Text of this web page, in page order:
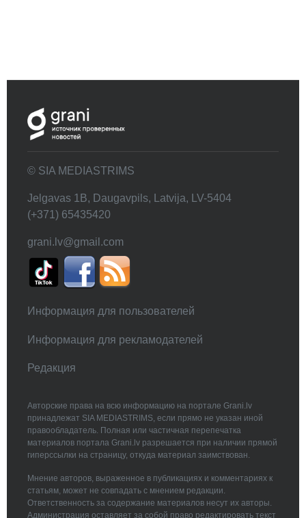
© SIA MEDIASTRIMS
Jelgavas 1B, Daugavpils, Latvija, LV-5404
(+371) 65435420
grani.lv@gmail.com
Информация для пользователей
Информация для рекламодателей
Редакция
Авторские права на всю информацию на портале Grani.lv
принадлежат SIA MEDIASTRIMS, если прямо не указан иной
правообладатель. Полная или частичная перепечатка
материалов портала Grani.lv разрешается при наличии прямой
гиперссылки на страницу, откуда материал заимствован.
Мнение авторов, выраженное в публикациях и комментариях к
статьям, может не совпадать с мнением редакции.
Ответственность за содержание материалов несут их авторы.
Администрация оставляет за собой право редактировать текст